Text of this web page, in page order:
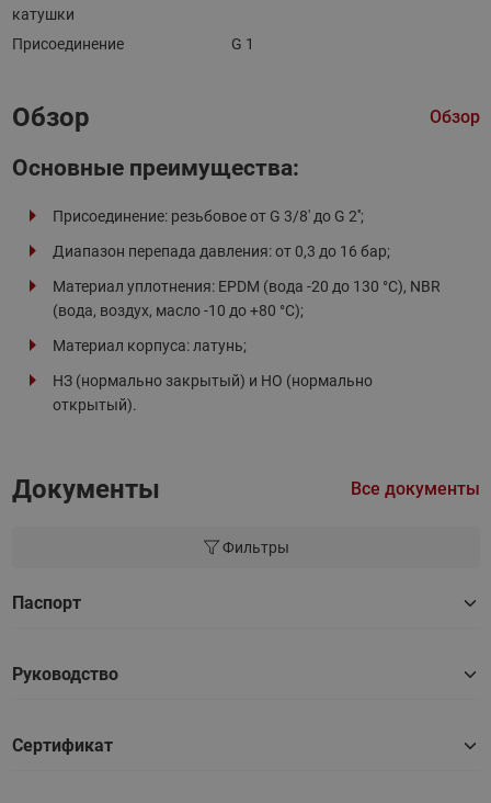
катушки
Присоединение G 1
Обзор Обзор
Основные преимущества:
Присоединение: резьбовое от G 3/8' до G 2'';
Диапазон перепада давления: от 0,3 до 16 бар;
Материал уплотнения: EPDM (вода -20 до 130 °C), NBR
(вода, воздух, масло -10 до +80 °C);
Материал корпуса: латунь;
НЗ (нормально закрытый) и НО (нормально
открытый).
Документы Все документы
Фильтры
Паспорт
Руководство
Сертификат